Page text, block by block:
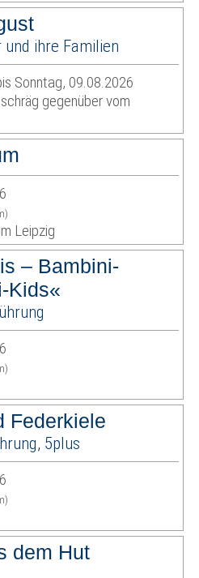
ihre Familien
Sonntag, 09.08.2026
gegenüber vom
Leipzig
– Bambini-
Kids«
Federkiele
5plus
dem Hut